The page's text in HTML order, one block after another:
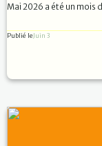
Mai 2026 a été un mois
Publié leJuin 3